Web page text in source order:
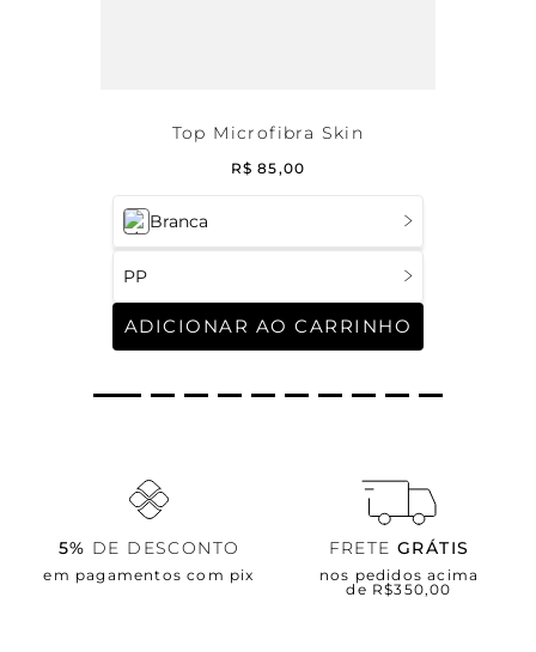
Branca
PP
ADICIONAR AO CARRINHO
Top Microfibra Skin
R$ 85,00
5% DE DESCONTO
em pagamentos com pix
FRETE GRÁTIS
nos pedidos acima
de R$350,00